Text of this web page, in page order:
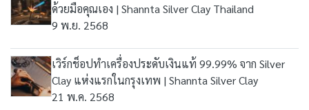
ด้วยมือคุณเอง | Shannta Silver Clay Thailand
9 พ.ย. 2568
เวิร์กช็อปทำเครื่องประดับเงินแท้ 99.99% จาก Silver
Clay แห่งแรกในกรุงเทพ | Shannta Silver Clay
21 พ.ค. 2568